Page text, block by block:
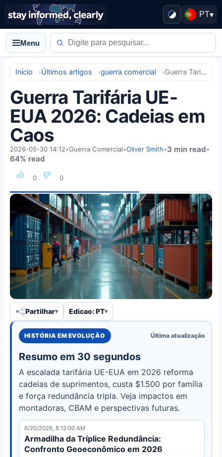
PT▾
Menu
Início Últimos artigos guerra comercial Guerra Tarifária UE-EUA 2026: Cadeias em Caos
Guerra Tarifária UE-
EUA 2026: Cadeias em
Caos
0 0
2026-05-30 14:12•Guerra Comercial•Oliver Smith•3 min read•
64% read
Partilhar Edicao: PT
HISTÓRIA EM EVOLUÇÃO Última atualização
Resumo em 30 segundos
A escalada tarifária UE-EUA em 2026 reforma
cadeias de suprimentos, custa $1.500 por família
e força redundância tripla. Veja impactos em
montadoras, CBAM e perspectivas futuras.
6/20/2026, 8:12:00 AM
Armadilha da Tríplice Redundância:
Confronto Geoeconômico em 2026